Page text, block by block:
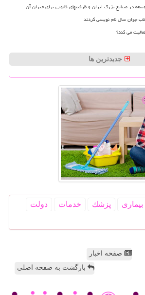
در صنایع بزرگ ایران و ظرفیتهای قانونی برای جبران آن
می کند؟
جدیدترین ها
بیماری پزشك خدمات
دولت
صفحه اخبار
بازگشت به صفحه اصلی